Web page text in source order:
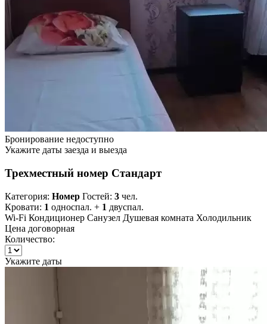
Бронирование недоступно
Укажите даты заезда и выезда
Трехместный номер Стандарт
Категория: Номер Гостей: 3 чел.
Кровати: 1 односпал. + 1 двуспал.
Wi-Fi Кондиционер Санузел Душевая комната Холодильник
Цена договорная
Количество:
Укажите даты